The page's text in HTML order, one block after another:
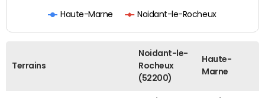
Haute-Marne Noidant-le-Rocheux
Terrains
Noidant-le-
Rocheux
(52200)
Haute-
Marne